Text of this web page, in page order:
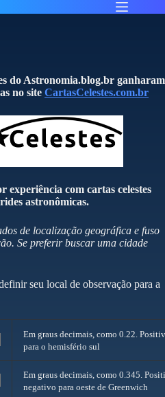
do Astronomia.blog.br ganharam
no site CartasCelestes.com.br
experiência com cartas celestes
astronômicas.
de localização geográfica e fuso
Se preferir buscar uma cidade
seu local de observação para a
Em graus decimais, como 0.22.
para o hemisfério sul
Em graus decimais, como 0.345.
negativo para oeste de Greenwich